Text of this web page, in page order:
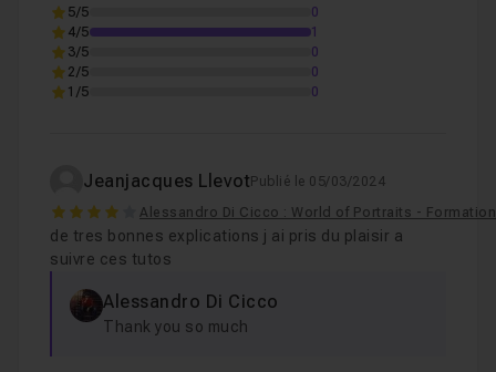
5/5
0
4/5
1
3/5
0
2/5
0
1/5
0
Jeanjacques Llevot Publié le 05/03/2024
4 Alessandro Di Cicco : World of Portraits -
de tres bonnes explications j ai pris du plaisir a
suivre ces tutos
Alessandro Di Cicco
Thank you so much